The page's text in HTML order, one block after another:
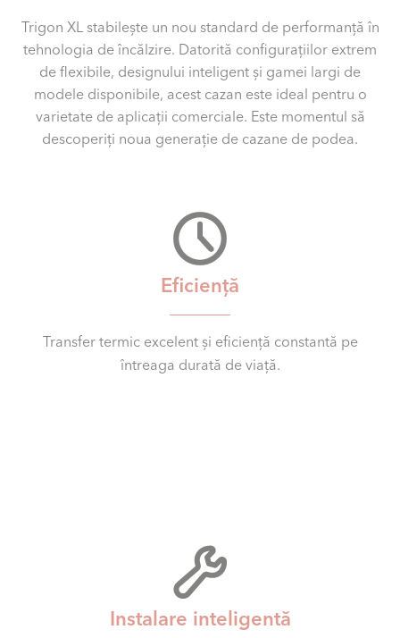
Trigon XL stabilește un nou standard de performanță în
tehnologia de încălzire. Datorită configurațiilor extrem
de flexibile, designului inteligent și gamei largi de
modele disponibile, acest cazan este ideal pentru o
varietate de aplicații comerciale. Este momentul să
descoperiți noua generație de cazane de podea.
Eficiență
Transfer termic excelent și eficiență constantă pe
întreaga durată de viață.
Instalare inteligentă